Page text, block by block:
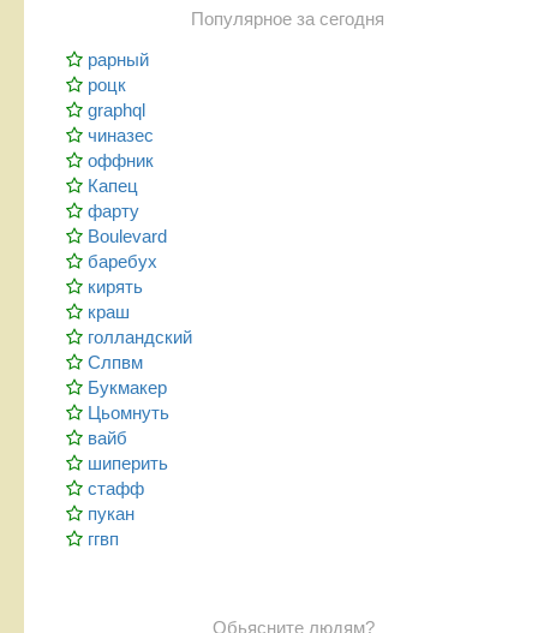
Популярное за сегодня
рарный
роцк
graphql
чиназес
оффник
Капец
фарту
Boulevard
баребух
кирять
краш
голландский
Слпвм
Букмакер
Цьомнуть
вайб
шиперить
стафф
пукан
ггвп
Обьясните людям?